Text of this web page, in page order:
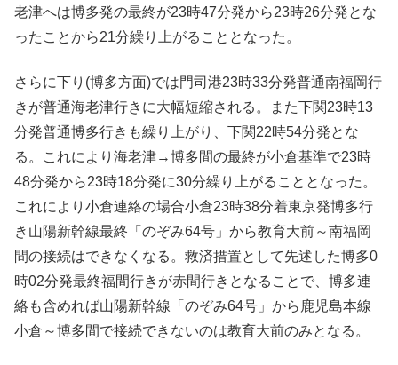
老津へは博多発の最終が23時47分発から23時26分発とな
ったことから21分繰り上がることとなった。
さらに下り(博多方面)では門司港23時33分発普通南福岡行
きが普通海老津行きに大幅短縮される。また下関23時13
分発普通博多行きも繰り上がり、下関22時54分発とな
る。これにより海老津→博多間の最終が小倉基準で23時
48分発から23時18分発に30分繰り上がることとなった。
これにより小倉連絡の場合小倉23時38分着東京発博多行
き山陽新幹線最終「のぞみ64号」から教育大前～南福岡
間の接続はできなくなる。救済措置として先述した博多0
時02分発最終福間行きが赤間行きとなることで、博多連
絡も含めれば山陽新幹線「のぞみ64号」から鹿児島本線
小倉～博多間で接続できないのは教育大前のみとなる。